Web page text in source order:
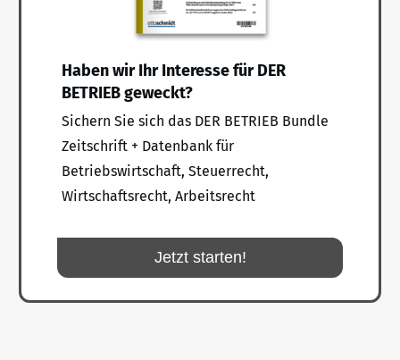
Haben wir Ihr Interesse für DER
BETRIEB geweckt?
Sichern Sie sich das DER BETRIEB Bundle
Zeitschrift + Datenbank für
Betriebswirtschaft, Steuerrecht,
Wirtschaftsrecht, Arbeitsrecht
Jetzt starten!